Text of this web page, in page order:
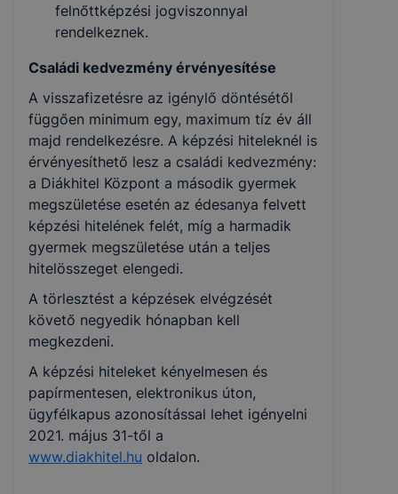
felnőttképzési jogviszonnyal
rendelkeznek.
Családi kedvezmény érvényesítése
A visszafizetésre az igénylő döntésétől
függően minimum egy, maximum tíz év áll
majd rendelkezésre. A képzési hiteleknél is
érvényesíthető lesz a családi kedvezmény:
a Diákhitel Központ a második gyermek
megszületése esetén az édesanya felvett
képzési hitelének felét, míg a harmadik
gyermek megszületése után a teljes
hitelösszeget elengedi.
A törlesztést a képzések elvégzését
követő negyedik hónapban kell
megkezdeni.
A képzési hiteleket kényelmesen és
papírmentesen, elektronikus úton,
ügyfélkapus azonosítással lehet igényelni
2021. május 31-től a
www.diakhitel.hu oldalon.